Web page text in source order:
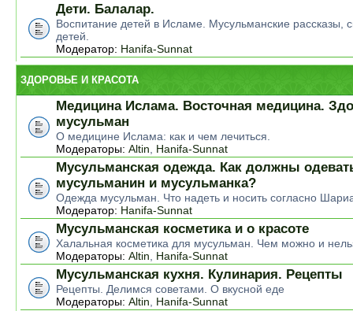
Дети. Балалар.
Воспитание детей в Исламе. Мусульманские рассказы,
детей.
Модератор: Hanifa-Sunnat
ЗДОРОВЬЕ И КРАСОТА
Медицина Ислама. Восточная медицина.
мусульман
О медицине Ислама: как и чем лечиться.
Модераторы: Altin Hanifa-Sunnat
Мусульманская одежда. Как должны
мусульманин и мусульманка?
Одежда мусульман. Что надеть и носить согласно
Модератор: Hanifa-Sunnat
Мусульманская косметика и о красоте
Халальная косметика для мусульман. Чем можно и
Модераторы: Altin Hanifa-Sunnat
Мусульманская кухня. Кулинария. Рецепты
Рецепты. Делимся советами. О вкусной еде
Модераторы: Altin Hanifa-Sunnat